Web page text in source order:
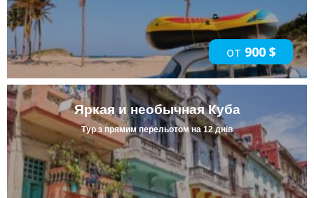
от 900 $
Яркая и необычная Куба
Тур з прямим перельотом на 12 днів